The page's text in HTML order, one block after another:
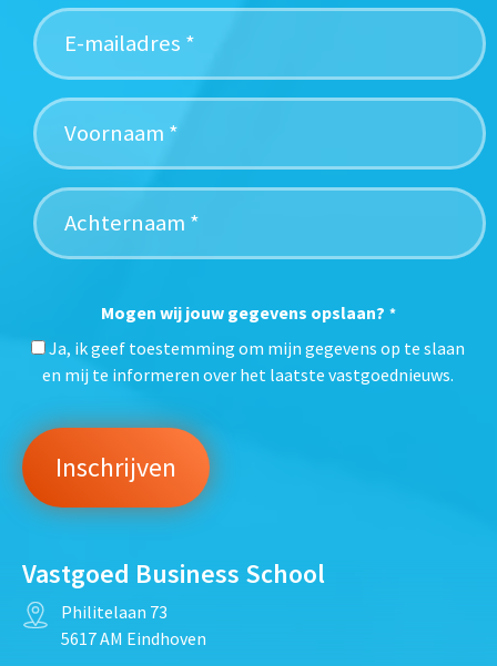
Mogen wij jouw gegevens opslaan? *
Ja, ik geef toestemming om mijn gegevens op te slaan
en mij te informeren over het laatste vastgoednieuws.
Vastgoed Business School
Philitelaan 73
5617 AM Eindhoven